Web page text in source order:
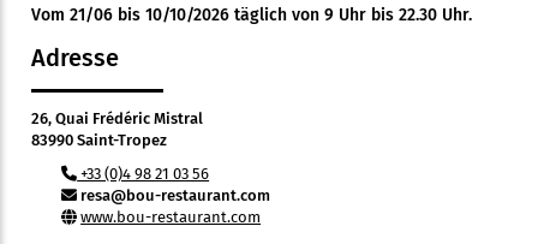
Vom 21/06 bis 10/10/2026 täglich von 9 Uhr bis 22.30 Uhr.
Adresse
26, Quai Frédéric Mistral
83990 Saint-Tropez
+33 (0)4 98 21 03 56
resa@bou-restaurant.com
www.bou-restaurant.com